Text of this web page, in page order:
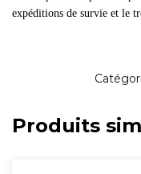
expéditions de survie et le
Produits